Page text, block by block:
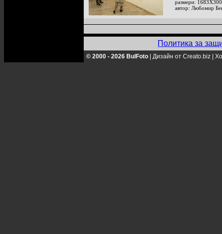
размери:
автор: Любомир
Политика за
© 2000 - 2026 BulFoto Дизайн от Creato.biz